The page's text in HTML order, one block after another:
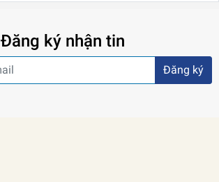
Đăng ký nhận tin
Đăng ký